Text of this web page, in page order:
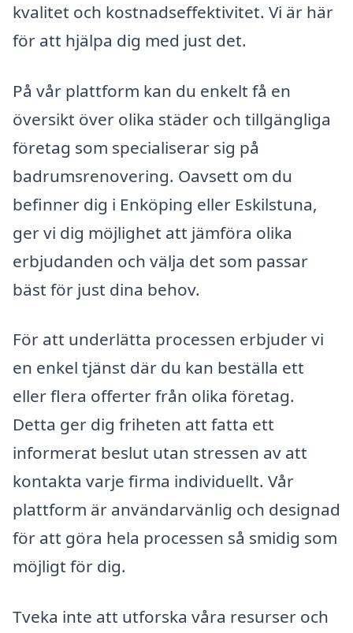
kvalitet och kostnadseffektivitet. Vi är här
för att hjälpa dig med just det.
På vår plattform kan du enkelt få en
översikt över olika städer och tillgängliga
företag som specialiserar sig på
badrumsrenovering. Oavsett om du
befinner dig i Enköping eller Eskilstuna,
ger vi dig möjlighet att jämföra olika
erbjudanden och välja det som passar
bäst för just dina behov.
För att underlätta processen erbjuder vi
en enkel tjänst där du kan beställa ett
eller flera offerter från olika företag.
Detta ger dig friheten att fatta ett
informerat beslut utan stressen av att
kontakta varje firma individuellt. Vår
plattform är användarvänlig och designad
för att göra hela processen så smidig som
möjligt för dig.
Tveka inte att utforska våra resurser och